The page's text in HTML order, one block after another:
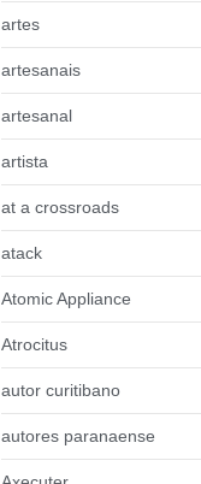
artes
artesanais
artesanal
artista
at a crossroads
atack
Atomic Appliance
Atrocitus
autor curitibano
autores paranaense